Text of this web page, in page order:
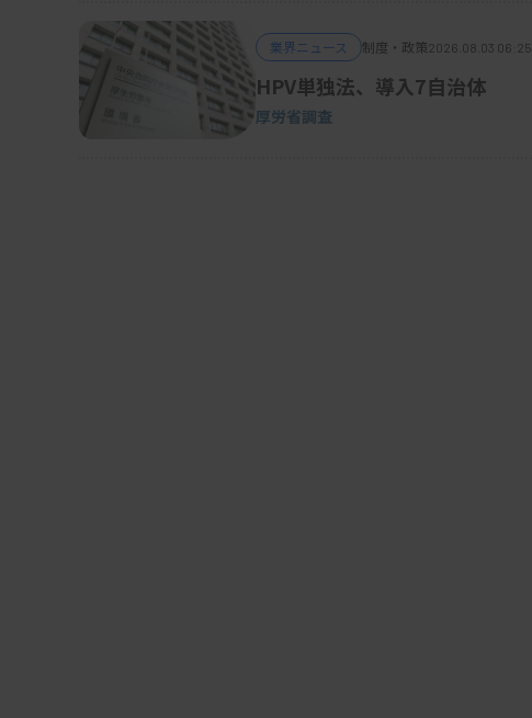
業界ニュース 制度・政策2026.08.03 06:25
HPV単独法、導入7自治体
厚労省調査